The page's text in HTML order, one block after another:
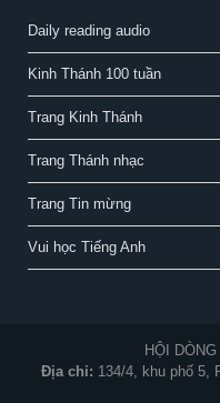
Daily reading audio
Kinh Thánh 100 tuần
Trang Kinh Thánh
Trang Thánh nhạc
Trang Tin mừng
Vui học Tiếng Anh
HỘI
Địa chỉ: 134/4, khu phố 5,